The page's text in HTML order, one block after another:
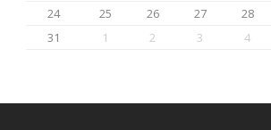
24
25 26 27 28
31
1 2 3 4